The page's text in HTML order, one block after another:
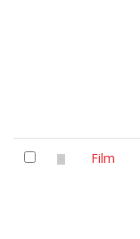
Film